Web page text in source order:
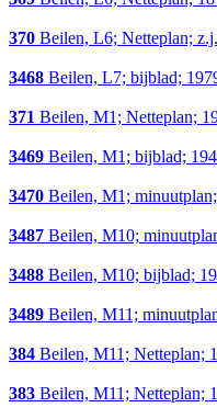
370 Beilen, L6; Netteplan; z.j.
3468 Beilen, L7; bijblad;
371 Beilen, M1; Netteplan;
3469 Beilen, M1; bijblad;
3470 Beilen, M1;
3487 Beilen, M10;
3488 Beilen, M10; bijblad;
3489 Beilen, M11;
384 Beilen, M11; Netteplan;
383 Beilen, M11; Netteplan;